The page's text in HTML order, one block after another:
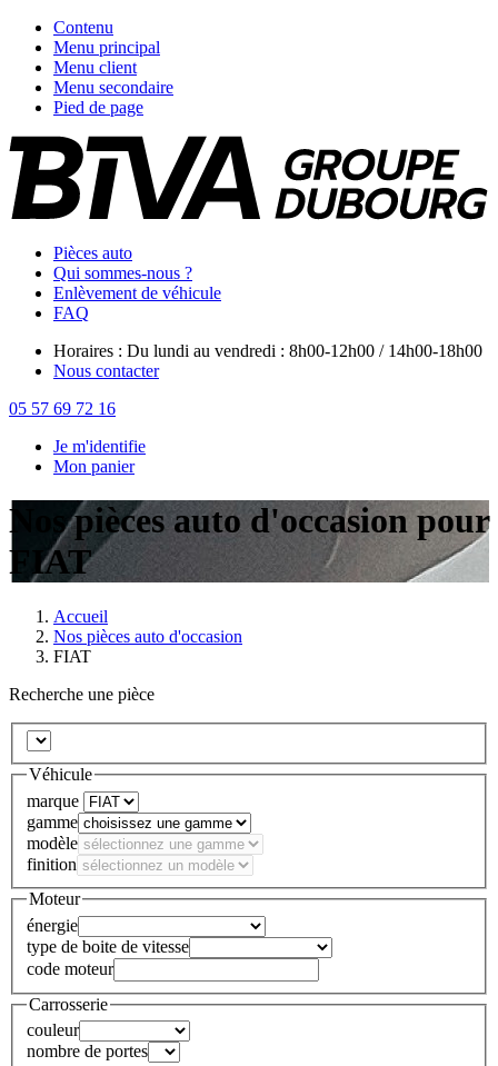
Contenu
Menu principal
Menu client
Menu secondaire
Pied de page
Pièces auto
Qui sommes-nous ?
Enlèvement de véhicule
FAQ
Horaires : Du lundi au vendredi : 8h00-12h00 / 14h00-18h00
Nous contacter
05 57 69 72 16
Je m'identifie
Mon panier
Nos pièces auto d'occasion pour
FIAT
Accueil
Nos pièces auto d'occasion
FIAT
Recherche une pièce
Véhicule
marque
gamme
modèle
finition
Moteur
énergie
type de boite de vitesse
code moteur
Carrosserie
couleur
nombre de portes